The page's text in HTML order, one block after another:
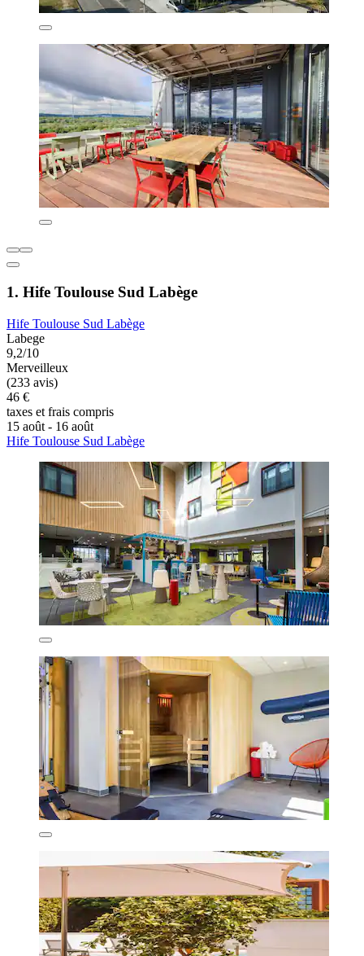
1. Hife Toulouse Sud Labège
Hife Toulouse Sud Labège
Labege
9,2/10
Merveilleux
(233 avis)
46 €
taxes et frais compris
15 août - 16 août
Hife Toulouse Sud Labège